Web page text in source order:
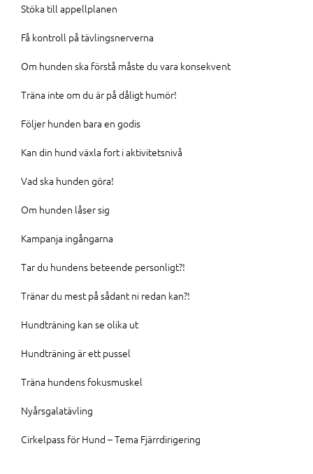
Stöka till appellplanen
Få kontroll på tävlingsnerverna
Om hunden ska förstå måste du vara konsekvent
Träna inte om du är på dåligt humör!
Följer hunden bara en godis
Kan din hund växla fort i aktivitetsnivå
Vad ska hunden göra!
Om hunden låser sig
Kampanja ingångarna
Tar du hundens beteende personligt?!
Tränar du mest på sådant ni redan kan?!
Hundträning kan se olika ut
Hundträning är ett pussel
Träna hundens fokusmuskel
Nyårsgalatävling
Cirkelpass för Hund – Tema Fjärrdirigering